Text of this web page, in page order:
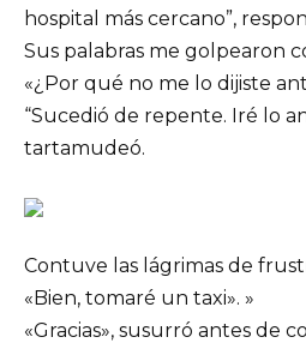
hospital más cercano”,
Sus palabras me golpearon
«¿Por qué no me lo dijiste
“Sucedió de repente. Iré lo
tartamudeó.
Contuve las lágrimas de
«Bien, tomaré un taxi». »
«Gracias», susurró antes de